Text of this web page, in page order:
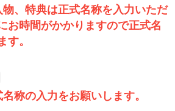
、特典は正式名称を入力いただ
お時間がかかりますので正式名
。
称の入力をお願いします。